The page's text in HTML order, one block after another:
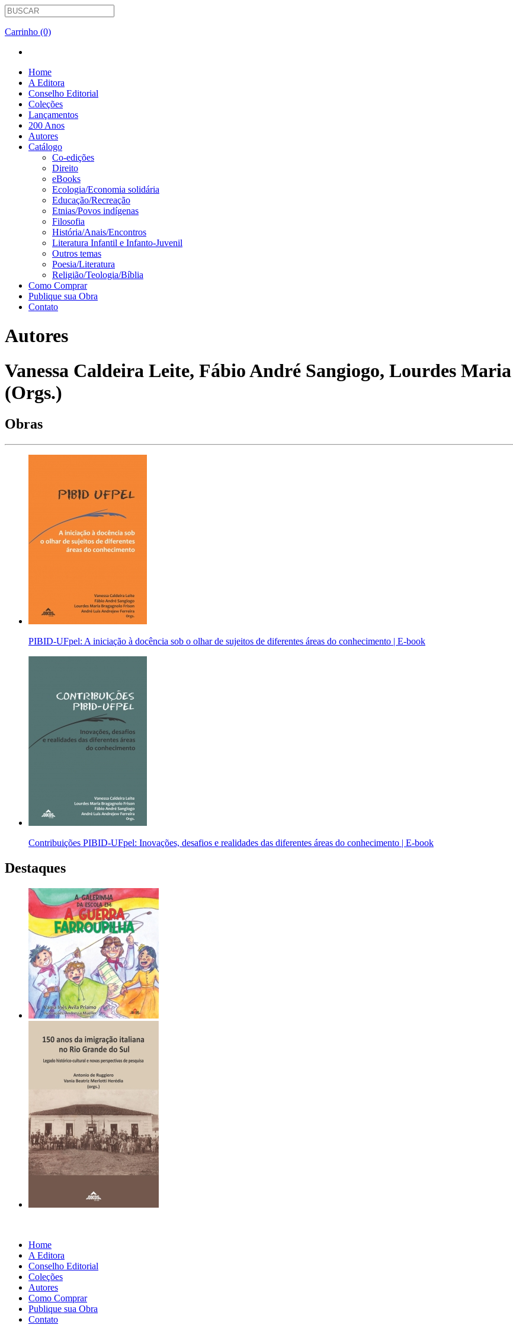
Carrinho (0)
Home
A Editora
Conselho Editorial
Coleções
Lançamentos
200 Anos
Autores
Catálogo
Co-edições
Direito
eBooks
Ecologia/Economia solidária
Educação/Recreação
Etnias/Povos indígenas
Filosofia
História/Anais/Encontros
Literatura Infantil e Infanto-Juvenil
Outros temas
Poesia/Literatura
Religião/Teologia/Bíblia
Como Comprar
Publique sua Obra
Contato
Autores
Vanessa Caldeira Leite, Fábio André Sangiogo, Lourdes
(Orgs.)
Obras
PIBID-UFpel: A iniciação à docência sob o olhar de sujeitos de diferentes áreas do conhecimento | E-book
Contribuições PIBID-UFpel: Inovações, desafios e realidades das diferentes áreas do conhecimento | E-book
Destaques
Home
A Editora
Conselho Editorial
Coleções
Autores
Como Comprar
Publique sua Obra
Contato